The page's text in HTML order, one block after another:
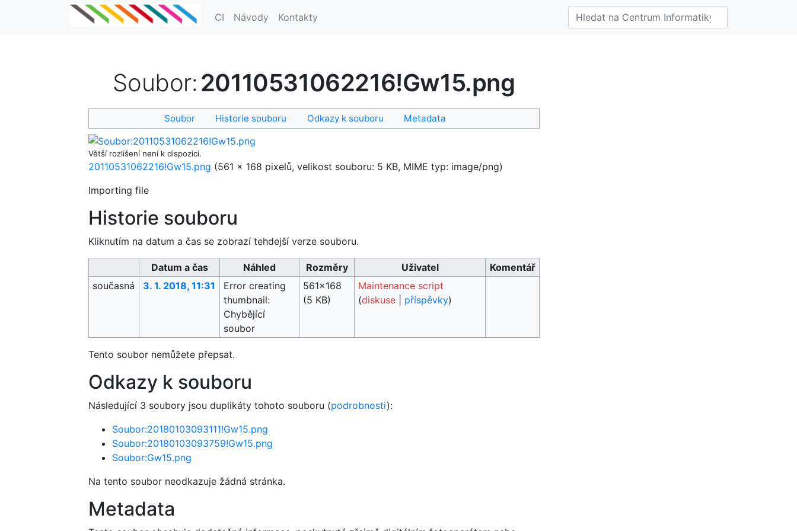
CI Návody Kontakty
Soubor:20110531062216!Gw15.png
Soubor Historie souboru Odkazy k souboru Metadata
Větší rozlišení není k dispozici.
20110531062216!Gw15.png (561 × 168 pixelů, velikost souboru: 5 KB, MIME typ: image/png)
Importing file
Historie souboru
Kliknutím na datum a čas se zobrazí tehdejší verze souboru.
Datum a čas Náhled Rozměry Uživatel
Komentář
současná
3. 1. 2018, 11:31
Error creating
thumbnail:
Chybějící
soubor
561×168
(5 KB)
Maintenance script
(diskuse příspěvky)
Tento soubor nemůžete přepsat.
Odkazy k souboru
Následující 3 soubory jsou duplikáty tohoto souboru (podrobnosti):
Soubor:20180103093111!Gw15.png
Soubor:20180103093759!Gw15.png
Soubor:Gw15.png
Na tento soubor neodkazuje žádná stránka.
Metadata